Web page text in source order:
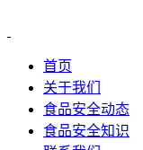
首页
关于我们
食品安全动态
食品安全知识